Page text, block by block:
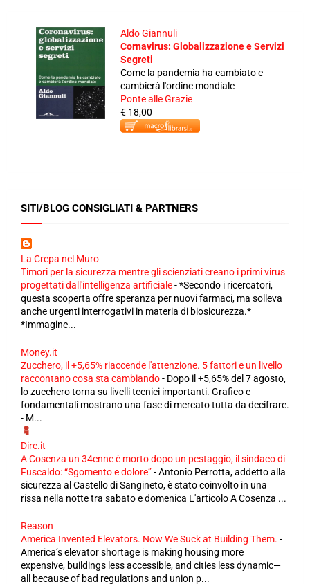
Aldo Giannuli
Cornavirus: Globalizzazione e Servizi
Segreti
Come la pandemia ha cambiato e
cambierà l'ordine mondiale
Ponte alle Grazie
€ 18,00
SITI/BLOG CONSIGLIATI & PARTNERS
La Crepa nel Muro
Timori per la sicurezza mentre gli scienziati creano i primi virus
progettati dall'intelligenza artificiale-*Secondo i ricercatori,
questa scoperta offre speranza per nuovi farmaci, ma solleva
anche urgenti interrogativi in ​​materia di biosicurezza.*
*Immagine...
Money.it
Zucchero, il +5,65% riaccende l'attenzione. 5 fattori e un livello
raccontano cosa sta cambiando- Dopo il +5,65% del 7 agosto,
lo zucchero torna su livelli tecnici importanti. Grafico e
fondamentali mostrano una fase di mercato tutta da decifrare.
- M...
Dire.it
A Cosenza un 34enne è morto dopo un pestaggio, il sindaco di
Fuscaldo: “Sgomento e dolore”-Antonio Perrotta, addetto alla
sicurezza al Castello di Sangineto, è stato coinvolto in una
rissa nella notte tra sabato e domenica L'articolo A Cosenza ...
Reason
America Invented Elevators. Now We Suck at Building Them. -
America’s elevator shortage is making housing more
expensive, buildings less accessible, and cities less dynamic—
all because of bad regulations and union p...